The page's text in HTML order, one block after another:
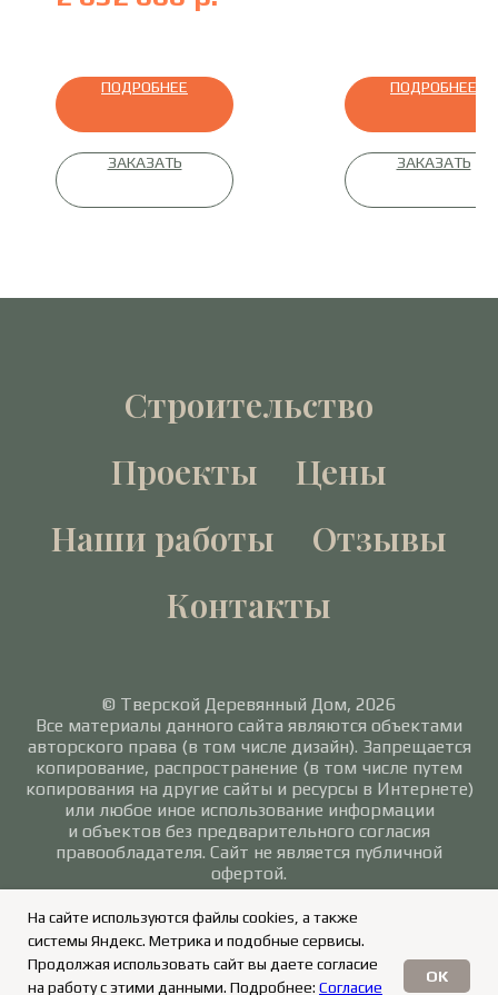
профилированный брус
ПОДРОБНЕЕ
ЗАКАЗАТЬ
ПОДРОБНЕЕ
ЗАКАЗАТЬ
На сайте используются файлы cookies, а также
системы Яндекс. Метрика и подобные сервисы.
Продолжая использовать сайт вы даете согласие
на работу с этими данными. Подробнее: Согласие
OK
Строительство
Проекты
Цены
Наши работы
Отзывы
Контакты
© Тверской Деревянный Дом, 2026
Все материалы данного сайта являются объектами
авторского права (в том числе дизайн). Запрещается
копирование, распространение (в том числе путем
копирования на другие сайты и ресурсы в Интернете)
или любое иное использование информации
и объектов без предварительного согласия
правообладателя. Сайт не является публичной
офертой.
Политика в отношении обработки персональных
данных/Согласие на обработку персональных
данных